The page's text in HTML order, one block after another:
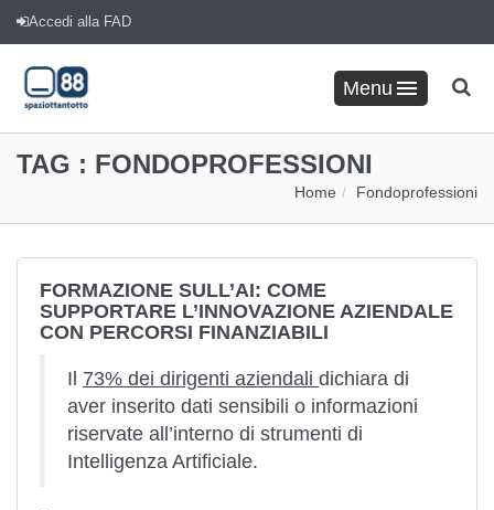
Accedi alla FAD
Menu
TAG : FONDOPROFESSIONI
Home Fondoprofessioni
FORMAZIONE SULL’AI: COME
SUPPORTARE L’INNOVAZIONE AZIENDALE
CON PERCORSI FINANZIABILI
Il 73% dei dirigenti aziendali dichiara di
aver inserito dati sensibili o informazioni
riservate all’interno di strumenti di
Intelligenza Artificiale.